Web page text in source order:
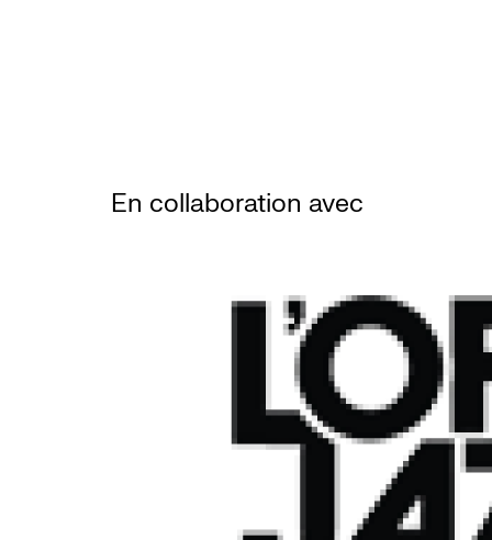
En collaboration avec